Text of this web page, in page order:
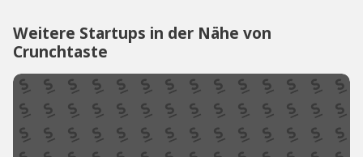
Weitere Startups in der Nähe von
Crunchtaste